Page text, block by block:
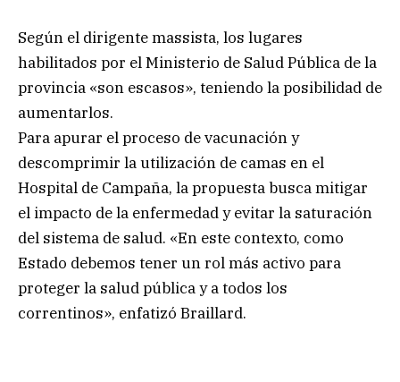
Según el dirigente massista, los lugares
habilitados por el Ministerio de Salud Pública de la
provincia «son escasos», teniendo la posibilidad de
aumentarlos.
Para apurar el proceso de vacunación y
descomprimir la utilización de camas en el
Hospital de Campaña, la propuesta busca mitigar
el impacto de la enfermedad y evitar la saturación
del sistema de salud. «En este contexto, como
Estado debemos tener un rol más activo para
proteger la salud pública y a todos los
correntinos», enfatizó Braillard.